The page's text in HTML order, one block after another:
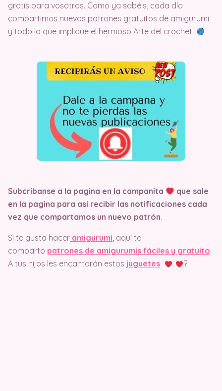
gratis para vosotros. Como ya sabéis, cada día
compartimos nuevos patrones gratuitos de amigurumi
y todo lo que implique el hermoso Arte del crochet
Subcribanse a la pagina en la campanita
que sale
en la pagina para así recibir las notificaciones cada
vez que compartamos un nuevo patrón.
Si te gusta hacer amigurumi, aquí te
comparto patrones de amigurumis fáciles y gratuito.
A tus hijos les encantarán estos juguetes ?